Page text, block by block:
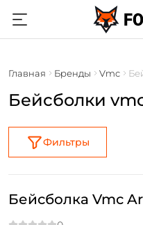
Главная Бренды Vmc
Бейсболки
Фильтры
Бейсболка Vmc